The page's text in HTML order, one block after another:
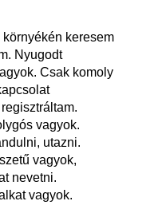
keresem
Nyugodt
Csak komoly
vagyok.
utazni.
vagyok,
nevetni.
vagyok.